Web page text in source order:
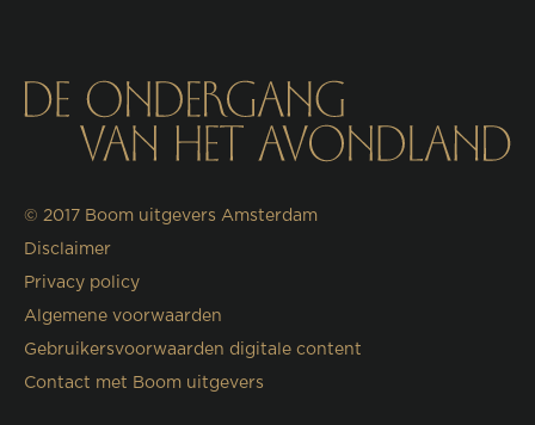
© 2017 Boom uitgevers Amsterdam
Disclaimer
Privacy policy
Algemene voorwaarden
Gebruikersvoorwaarden digitale content
Contact met Boom uitgevers